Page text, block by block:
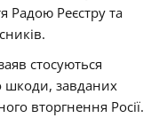
Радою Реєстру та
стосуються
шкоди, завданих
вторгнення Росії.